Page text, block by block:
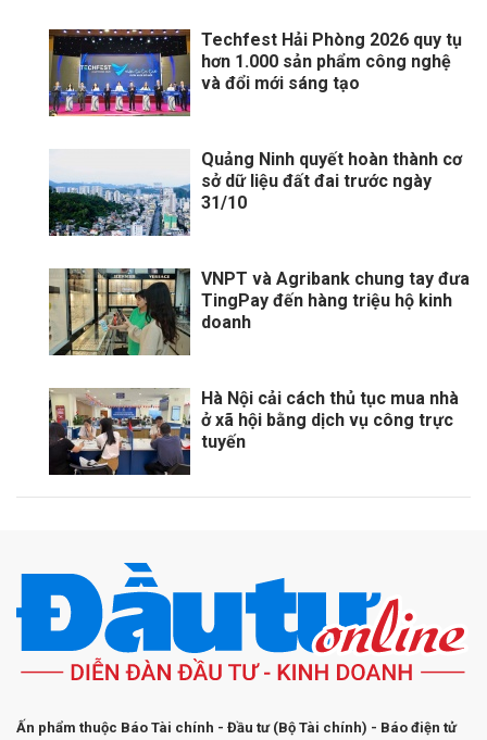
Techfest Hải Phòng 2026 quy tụ
hơn 1.000 sản phẩm công nghệ
và đổi mới sáng tạo
Quảng Ninh quyết hoàn thành cơ
sở dữ liệu đất đai trước ngày
31/10
VNPT và Agribank chung tay đưa
TingPay đến hàng triệu hộ kinh
doanh
Hà Nội cải cách thủ tục mua nhà
ở xã hội bằng dịch vụ công trực
tuyến
Ấn phẩm thuộc Báo Tài chính - Đầu tư (Bộ Tài chính) - Báo điện tử